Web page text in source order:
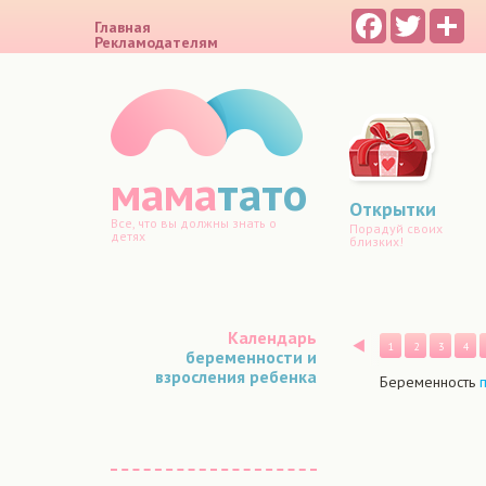
Главная
Рекламодателям
FacebookTwitter
маматато
Все, что вы должны знать о
детях
Открытки
Порадуй своих
близких!
Календарь
беременности и
взросления ребенка
Назад
1 2 3 4
Беременность